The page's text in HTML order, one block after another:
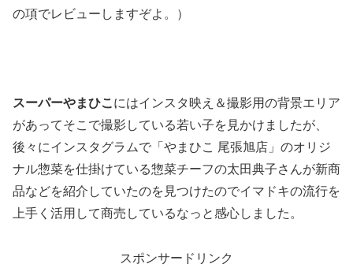
の項でレビューしますぞよ。）
スーパーやまひこ にはインスタ映え＆撮影用の背景エリア
があってそこで撮影している若い子を見かけましたが、
後々にインスタグラムで「やまひこ 尾張旭店」のオリジ
ナル惣菜を仕掛けている惣菜チーフの太田典子さんが新商
品などを紹介していたのを見つけたのでイマドキの流行を
上手く活用して商売しているなっと感心しました。
スポンサードリンク